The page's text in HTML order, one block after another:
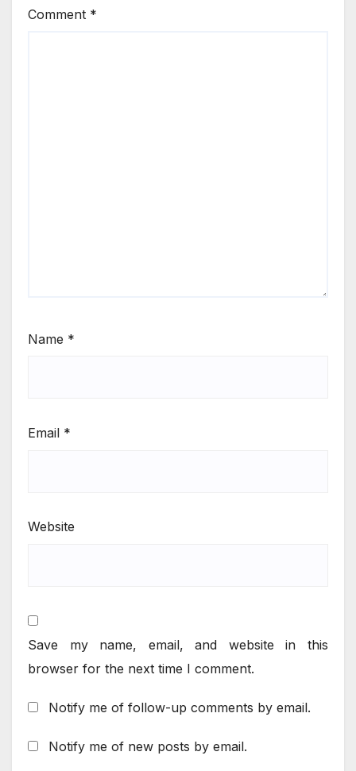
Comment *
Name *
Email *
Website
Save my name, email, and website in this
browser for the next time I comment.
Notify me of follow-up comments by email.
Notify me of new posts by email.